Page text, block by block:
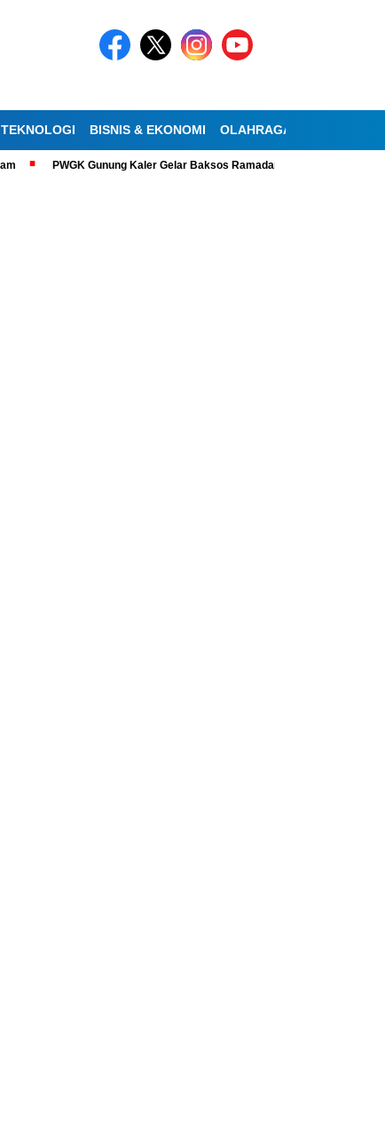
TEKNOLOGI BISNIS & EKONOMI OLAHRAGA
PWGK Gunung Kaler Gelar Baksos Ramadan, Bantu Lansia Tunanetra di